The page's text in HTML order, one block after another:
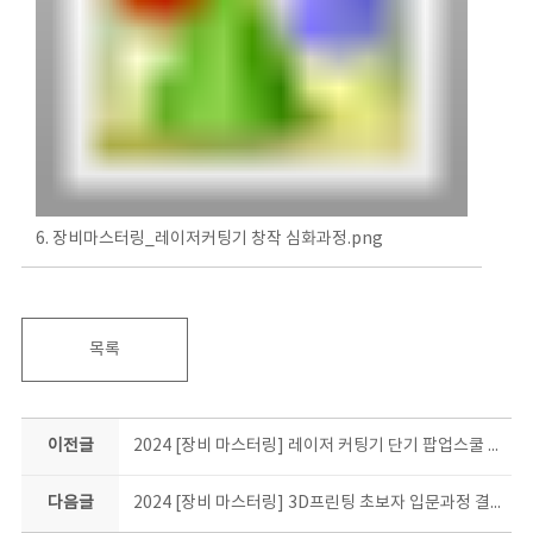
6. 장비마스터링_레이저커팅기 창작 심화과정.png
목록
이전글 2024 [장비 마스터링] 레이저 커팅기 단기 팝업스쿨 결과물 소개
다음글 2024 [장비 마스터링] 3D프린팅 초보자 입문과정 결과물 소개